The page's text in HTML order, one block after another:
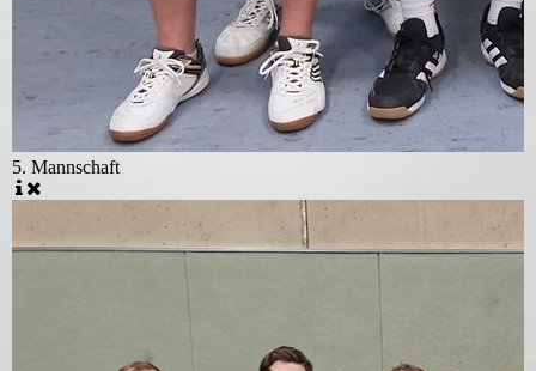
5. Mannschaft